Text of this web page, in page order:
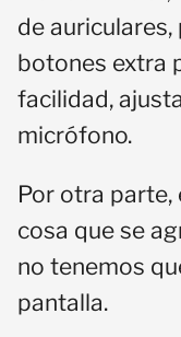
de
botones extra
facilidad,
micrófono.
Por otra parte,
cosa que se
no tenemos
pantalla.